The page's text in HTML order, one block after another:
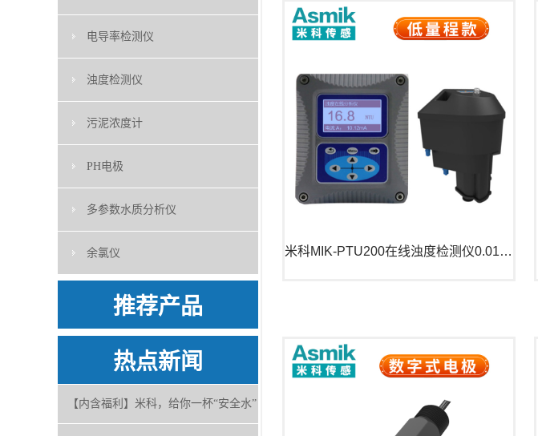
电导率检测仪
浊度检测仪
污泥浓度计
PH电极
多参数水质分析仪
余氯仪
推荐产品
热点新闻
【内含福利】米科，给你一杯“安全水”
米科MIK-PTU200在线浊度检测仪0.01~100NTU低量程款